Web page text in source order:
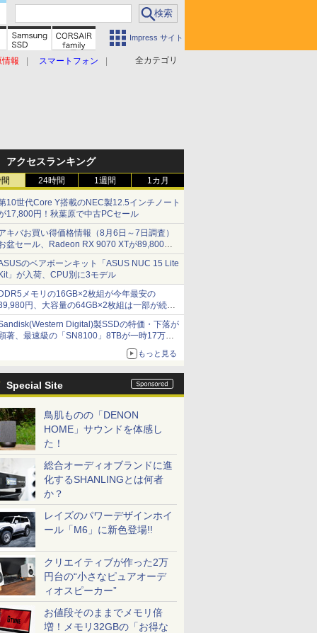
Impress サイト
全カテゴリ
情報 スマートフォン
アクセスランキング
24時間 1週間 1カ月
10世代Core Y搭載のNEC製12.5インチノート
17,800円！秋葉原で中古PCセール
キバお買い得価格情報（8月6日～7日調査）
盆セール、Radeon RX 9070 XTが89,800
、水平周波数24.8kHz対応の17型モニターが
円、暑さ指数連動セール ほか
のベアボーンキット「ASUS NUC 15 Lite
」が入荷、CPU別に3モデル
メモリの16GB×2枚組が今年最安の
円、大容量の64GB×2枚組は一部が続騰
月前半のメモリ価格]
Digital)製SSDの特価・下落が
著、最速級の「SN8100」8TBが一時17万円
もっと見る
Special Site
鳥肌ものの「DENON
HOME」サウンドを体感し
た！
総合オーディオブランドに進
化するSHANLINGとは何者
か？
レイズのパワーデザインホイ
ール「M6」に新色登場!!
クリエイティブが作った2万
円台の“小さなピュアオーデ
ィオスピーカー”
お値段そのままでメモリ倍
増！メモリ32GBの「お得な